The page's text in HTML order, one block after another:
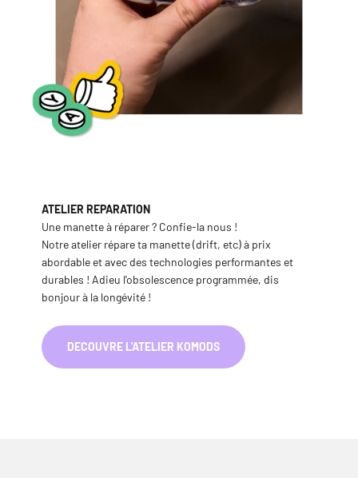
ATELIER REPARATION
Une manette à réparer ? Confie-la nous !
Notre atelier répare ta manette (drift, etc) à prix
abordable et avec des technologies performantes et
durables ! Adieu l'obsolescence programmée, dis
bonjour à la longévité !
DECOUVRE L'ATELIER KOMODS